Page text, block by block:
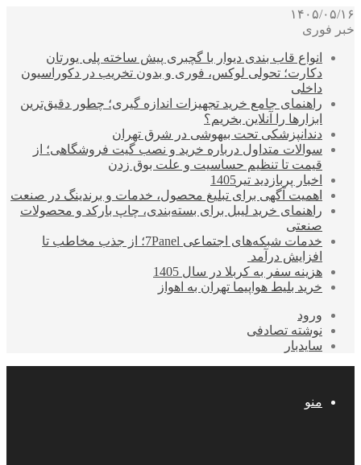
۱۴۰۵/۰۵/۱۶
خبر فوری
انواع قاب بندی دیوار با گچبری پیش ساخته پلی یورتان
دکارت؛ تحولی لوکس، فوری و بدون تخریب در دکوراسیون
داخلی
راهنمای جامع خرید تجهیزات اندازه گیری؛ چطور دقیق‌ترین
ابزارها را آنلاین بخریم؟
دندانپزشکی تحت بیهوشی در شرق تهران
سوالات متداول درباره خرید و نصب گیت فروشگاهی؛ از
قیمت تا تنظیم حساسیت و علت بوق زدن
اخبار پربازدید تیر1405
اهمیت آگهی برای تبلیغ محصول، خدمات و برندینگ در صنعت
راهنمای خرید لیبل برای بسته‌بندی، چاپ بارکد و محصولات
صنعتی
خدمات شبکه‌های اجتماعی 7Panel؛ از جذب مخاطب تا
افزایش درآمد
هزینه سفر به کربلا در سال 1405
خرید بلیط هواپیما تهران به اهواز
ورود
نوشته تصادفی
سایدبار
منو